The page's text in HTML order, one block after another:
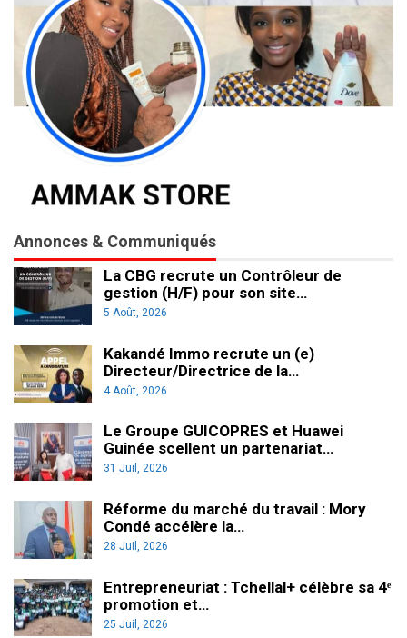
Annonces & Communiqués
La CBG recrute un Contrôleur de
gestion (H/F) pour son site…
5 Août, 2026
Kakandé Immo recrute un (e)
Directeur/Directrice de la…
4 Août, 2026
Le Groupe GUICOPRES et Huawei
Guinée scellent un partenariat…
31 Juil, 2026
Réforme du marché du travail : Mory
Condé accélère la…
28 Juil, 2026
Entrepreneuriat : Tchellal+ célèbre sa 4ᵉ
promotion et…
25 Juil, 2026